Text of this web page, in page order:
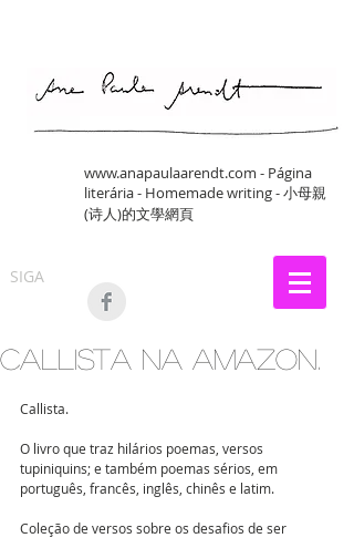
www.anapaulaarendt.com - Página
literária - Homemade writing - 小母親
(诗人)的文學網頁
SIGA
Callista na Amazon.
Callista.
O livro que traz hilários poemas, versos
tupiniquins; e também poemas sérios, em
português, francês, inglês, chinês e latim.
Coleção de versos sobre os desafios de ser